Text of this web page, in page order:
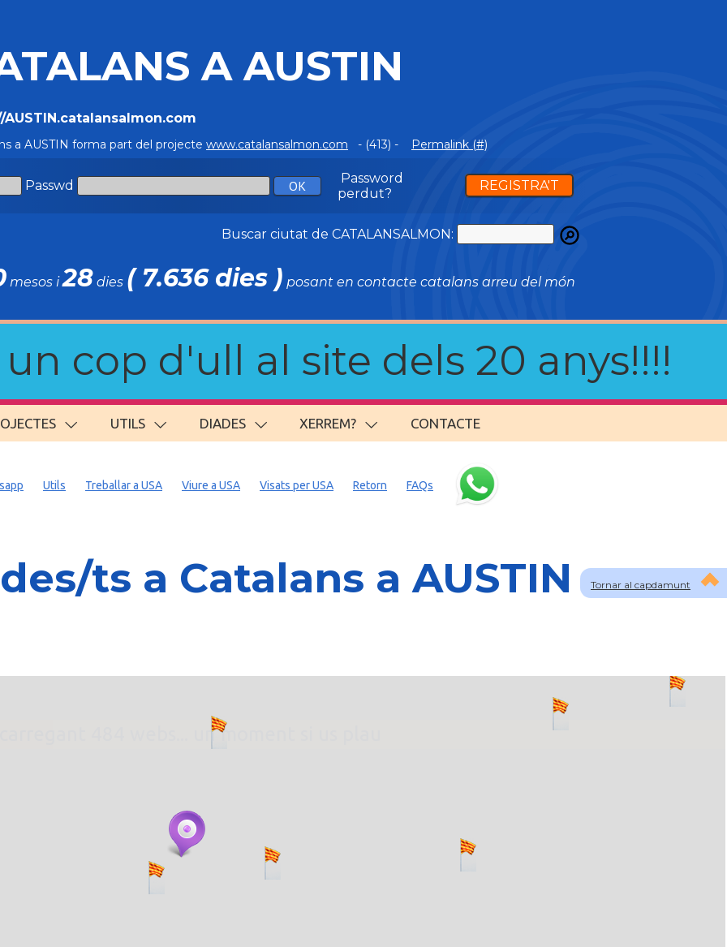
A AUSTIN
a AUSTIN forma part del projecte www.catalansalmon.com - (413) - Permalink (#)
Passwd
Password
perdut?
REGISTRA'T
Buscar ciutat de CATALANSALMON:
mesos i28 dies ( 7.636 dies ) posant en contacte catalans arreu del món
cop d'ull al site dels 20 anys!!!!
UTILS DIADES XERREM? CONTACTE
Tornar al capdamunt
Utils Treballar a USA Viure a USA Visats per USA Retorn FAQs
ts a Catalans a AUSTIN
484 webs... un moment si us plau